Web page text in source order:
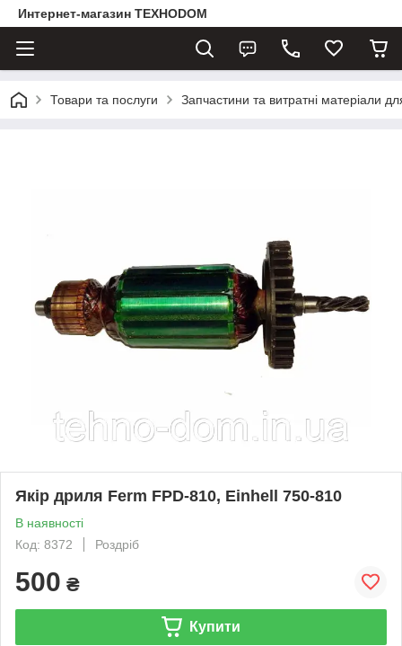
Интернет-магазин ТЕХНОDOM
Товари та послуги Запчастини та витратні матеріали
Якір дриля Ferm FPD-810, Einhell 750-810
В наявності
Код: 8372
Роздріб
500 ₴
Купити